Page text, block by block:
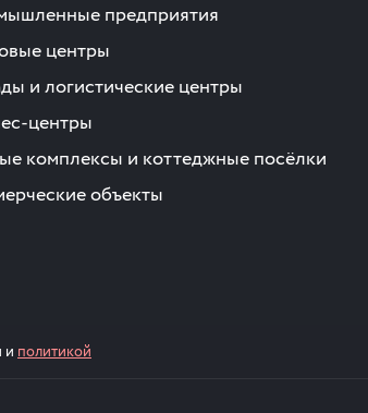
предприятия
центры
и логистические центры
центры
комплексы и коттеджные посёлки
объекты
и политикой